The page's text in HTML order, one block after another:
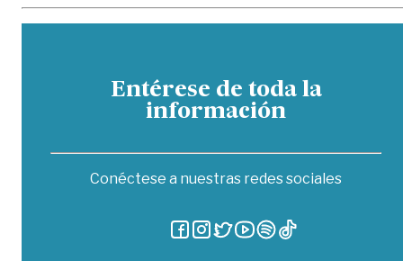
Entérese de toda la
información
Conéctese a nuestras redes sociales